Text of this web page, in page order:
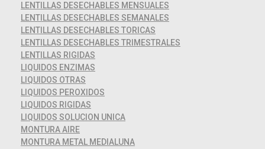
LENTILLAS DESECHABLES MENSUALES
LENTILLAS DESECHABLES SEMANALES
LENTILLAS DESECHABLES TORICAS
LENTILLAS DESECHABLES TRIMESTRALES
LENTILLAS RIGIDAS
LIQUIDOS ENZIMAS
LIQUIDOS OTRAS
LIQUIDOS PEROXIDOS
LIQUIDOS RIGIDAS
LIQUIDOS SOLUCION UNICA
MONTURA AIRE
MONTURA METAL MEDIALUNA